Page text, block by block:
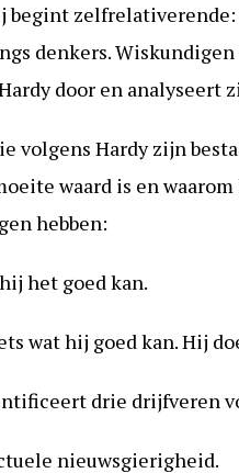
begint
denkers.
door en analyseert
volgens Hardy zijn
waard is en
hebben:
het goed kan.
wat hij goed kan. Hij
drie drijfveren
nieuwsgierigheid.